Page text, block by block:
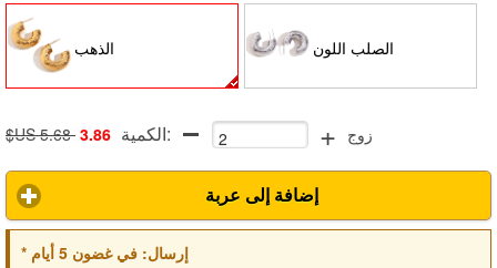
الذهب الصلب اللون
$US 5.68 3.86 الكمية: + زوج
إضافة إلى عربة
* إرسال:في غضون 5 أيام